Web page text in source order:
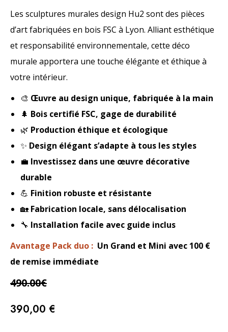
Les sculptures murales design Hu2 sont des pièces
d’artfabriquées en bois FSC à Lyon. Alliant esthétique
et responsabilité environnementale, cette déco
murale apportera une touche élégante et éthique à
votre intérieur.
🎨 Œuvre au design unique, fabriquée à la main
🌲 Bois certifié FSC, gage de durabilité
🌿 Production éthique et écologique
✨ Design élégant s’adapte à tous les styles
💼 Investissez dans une œuvre décorative
durable
💪 Finition robuste et résistante
🏡 Fabrication locale, sans délocalisation
🔧 Installation facile avec guide inclus
Avantage Pack duo : Un Grand et Mini avec 100 €
de remise immédiate
490.00€
390,00 €